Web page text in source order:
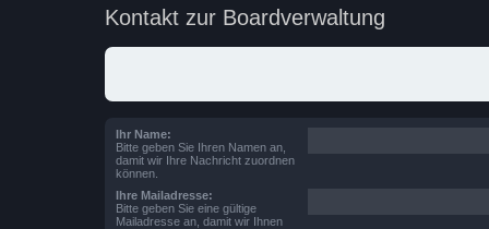
Kontakt zur Boardverwaltung
Ihr Name:
Bitte geben Sie Ihren Namen an,
damit wir Ihre Nachricht zuordnen
können.
Ihre Mailadresse:
Bitte geben Sie eine gültige
Mailadresse an, damit wir Ihnen